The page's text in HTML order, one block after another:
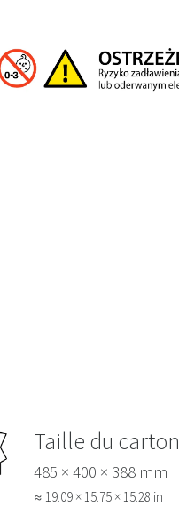
Taille du carton
485 × 400 × 388 mm
≈ 19.09 × 15.75 × 15.28 in